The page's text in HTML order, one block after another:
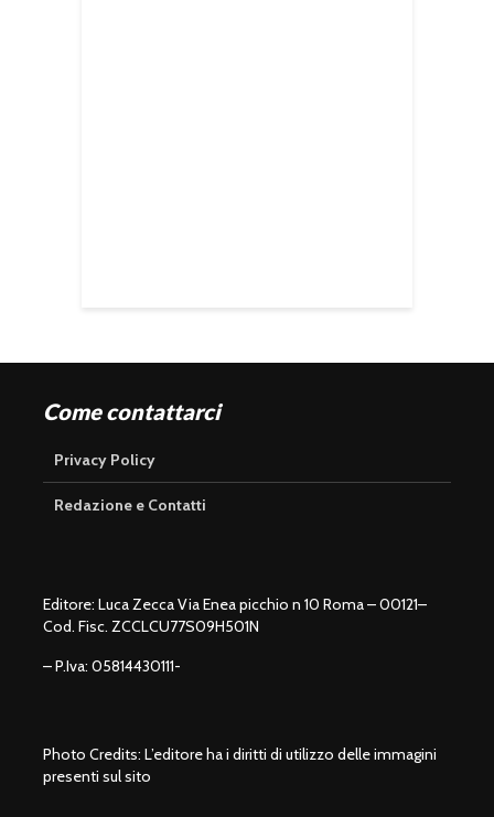
Come contattarci
Privacy Policy
Redazione e Contatti
Editore: Luca Zecca Via Enea picchio n 10 Roma – 00121–
Cod. Fisc. ZCCLCU77S09H501N
– P.Iva: 05814430111-
Photo Credits: L’editore ha i diritti di utilizzo delle immagini
presenti sul sito